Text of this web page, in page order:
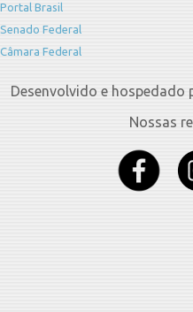
Portal Brasil
Senado Federal
Câmara Federal
Desenvolvido e hospedado
Nossas